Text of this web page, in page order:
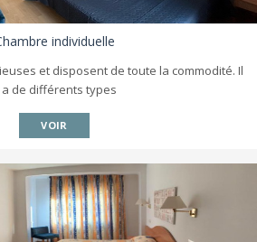
individuelle
et disposent de toute la commodité. Il
de différents types
VOIR